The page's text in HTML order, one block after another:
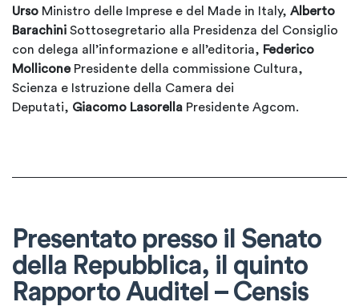
Urso Ministro delle Imprese e del Made in Italy, Alberto
Barachini Sottosegretario alla Presidenza del Consiglio
con delega all’informazione e all’editoria, Federico
MolliconePresidente della commissione Cultura,
Scienza e Istruzione della Camera dei
Deputati, Giacomo Lasorella Presidente Agcom.
Presentato presso il Senato
della Repubblica, il quinto
Rapporto Auditel – Censis